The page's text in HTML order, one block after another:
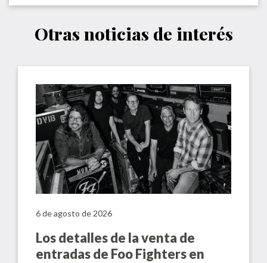
Otras noticias de interés
6 de agosto de 2026
Los detalles de la venta de
entradas de Foo Fighters en